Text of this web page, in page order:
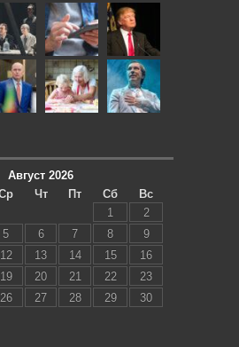
Август 2026
Чт Пт Сб
Вс
1
2
5 6 7 8
9
12 13 14 15
16
19 20 21 22
23
26 27 28 29
30